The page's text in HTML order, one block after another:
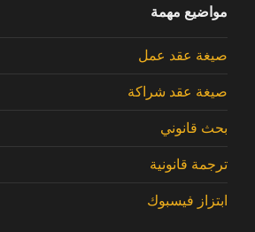
مواضيع مهمة
صيغة عقد عمل
صيغة عقد شراكة
بحث قانوني
ترجمة قانونية
ابتزاز فيسبوك